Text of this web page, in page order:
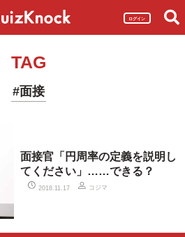
ログイン
TAG
#面接
面接官「円周率の定義を説明し
てください」……できる？
2018.11.17 コジマ